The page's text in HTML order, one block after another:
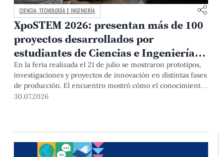
CIENCIA, TECNOLOGÍA E INGENIERÍA
XpoSTEM 2026: presentan más de 100
proyectos desarrollados por
estudiantes de Ciencias e Ingeniería
PUCP orientados a atender
necesidades del país
En la feria realizada el 21 de julio se mostraron prototipos,
investigaciones y proyectos de innovación en distintas fases
de producción. El encuentro mostró cómo el conocimiento
adquirido en las aulas puede responder a desafíos concretos
30.07.2026